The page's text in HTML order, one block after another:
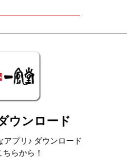
ウンロード
アプリ♪ ダウンロード
ちらから！